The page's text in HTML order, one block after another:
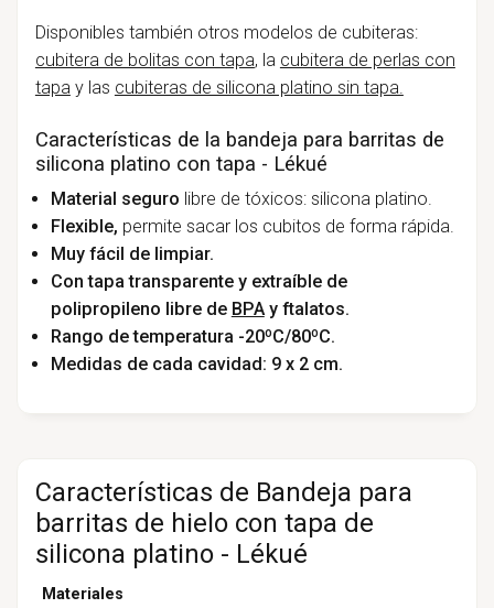
Disponibles también otros modelos de cubiteras:
cubitera de bolitas con tapa, la cubitera de perlas con
tapay las cubiteras de silicona platino sin tapa.
Características de la bandeja para barritas de
silicona platino con tapa - Lékué
Material seguro libre de tóxicos: silicona platino.
Flexible, permite sacar los cubitos de forma rápida.
Muy fácil de limpiar.
Con tapa transparente y extraíble de
polipropileno libre de BPAy ftalatos.
Rango de temperatura -20ºC/80ºC.
Medidas de cada cavidad: 9 x 2 cm.
Características de Bandeja para
barritas de hielo con tapa de
silicona platino - Lékué
Materiales